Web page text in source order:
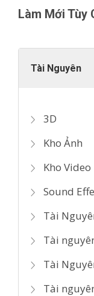
Làm Mới Tùy
Tài Nguyên
3D
Kho Ảnh
Kho Video
Sound
Tài
Tài
Tài
Tài